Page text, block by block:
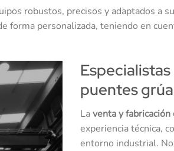
robustos, precisos y adaptados a
forma personalizada, teniendo en
puentes
Laventa y
experiencia técnica,
entorno industrial.